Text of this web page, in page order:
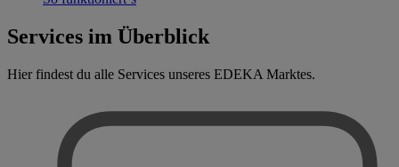
Services im Überblick
Hier findest du alle Services unseres EDEKA Marktes.